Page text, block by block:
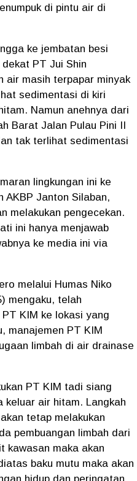
di pintu air di
ke jembatan besi
PT Jui Shin
air masih terpapar minyak
sedimentasi di kiri
Namun anehnya dari
Barat Jalan Pulau Pini II
tak terlihat sedimentasi
lingkungan ini ke
AKBP Janton Silaban,
melakukan pengecekan.
ini hanya menjawab
ke media ini via
melalui Humas Niko
mengaku, telah
KIM ke lokasi yang
manajemen PT KIM
limbah di air drainase
PT KIM tadi siang
keluar air hitam. Langkah
tetap melakukan
pembuangan limbah dari
kawasan maka akan
baku mutu maka akan
hidup dan peringatan